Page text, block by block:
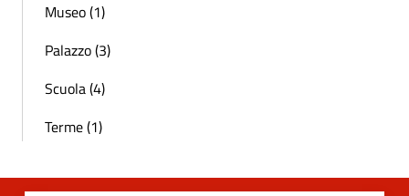
Museo (1)
Palazzo (3)
Scuola (4)
Terme (1)